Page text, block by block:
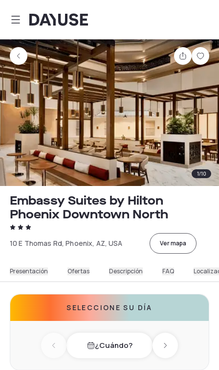
Dayuse
1/10
Embassy Suites by Hilton
Phoenix Downtown North
10 E Thomas Rd, Phoenix, AZ, USA Ver mapa
Presentación Ofertas Descripción FAQ
SELECCIONE SU DÍA
Previous day¿Cuándo? Next day